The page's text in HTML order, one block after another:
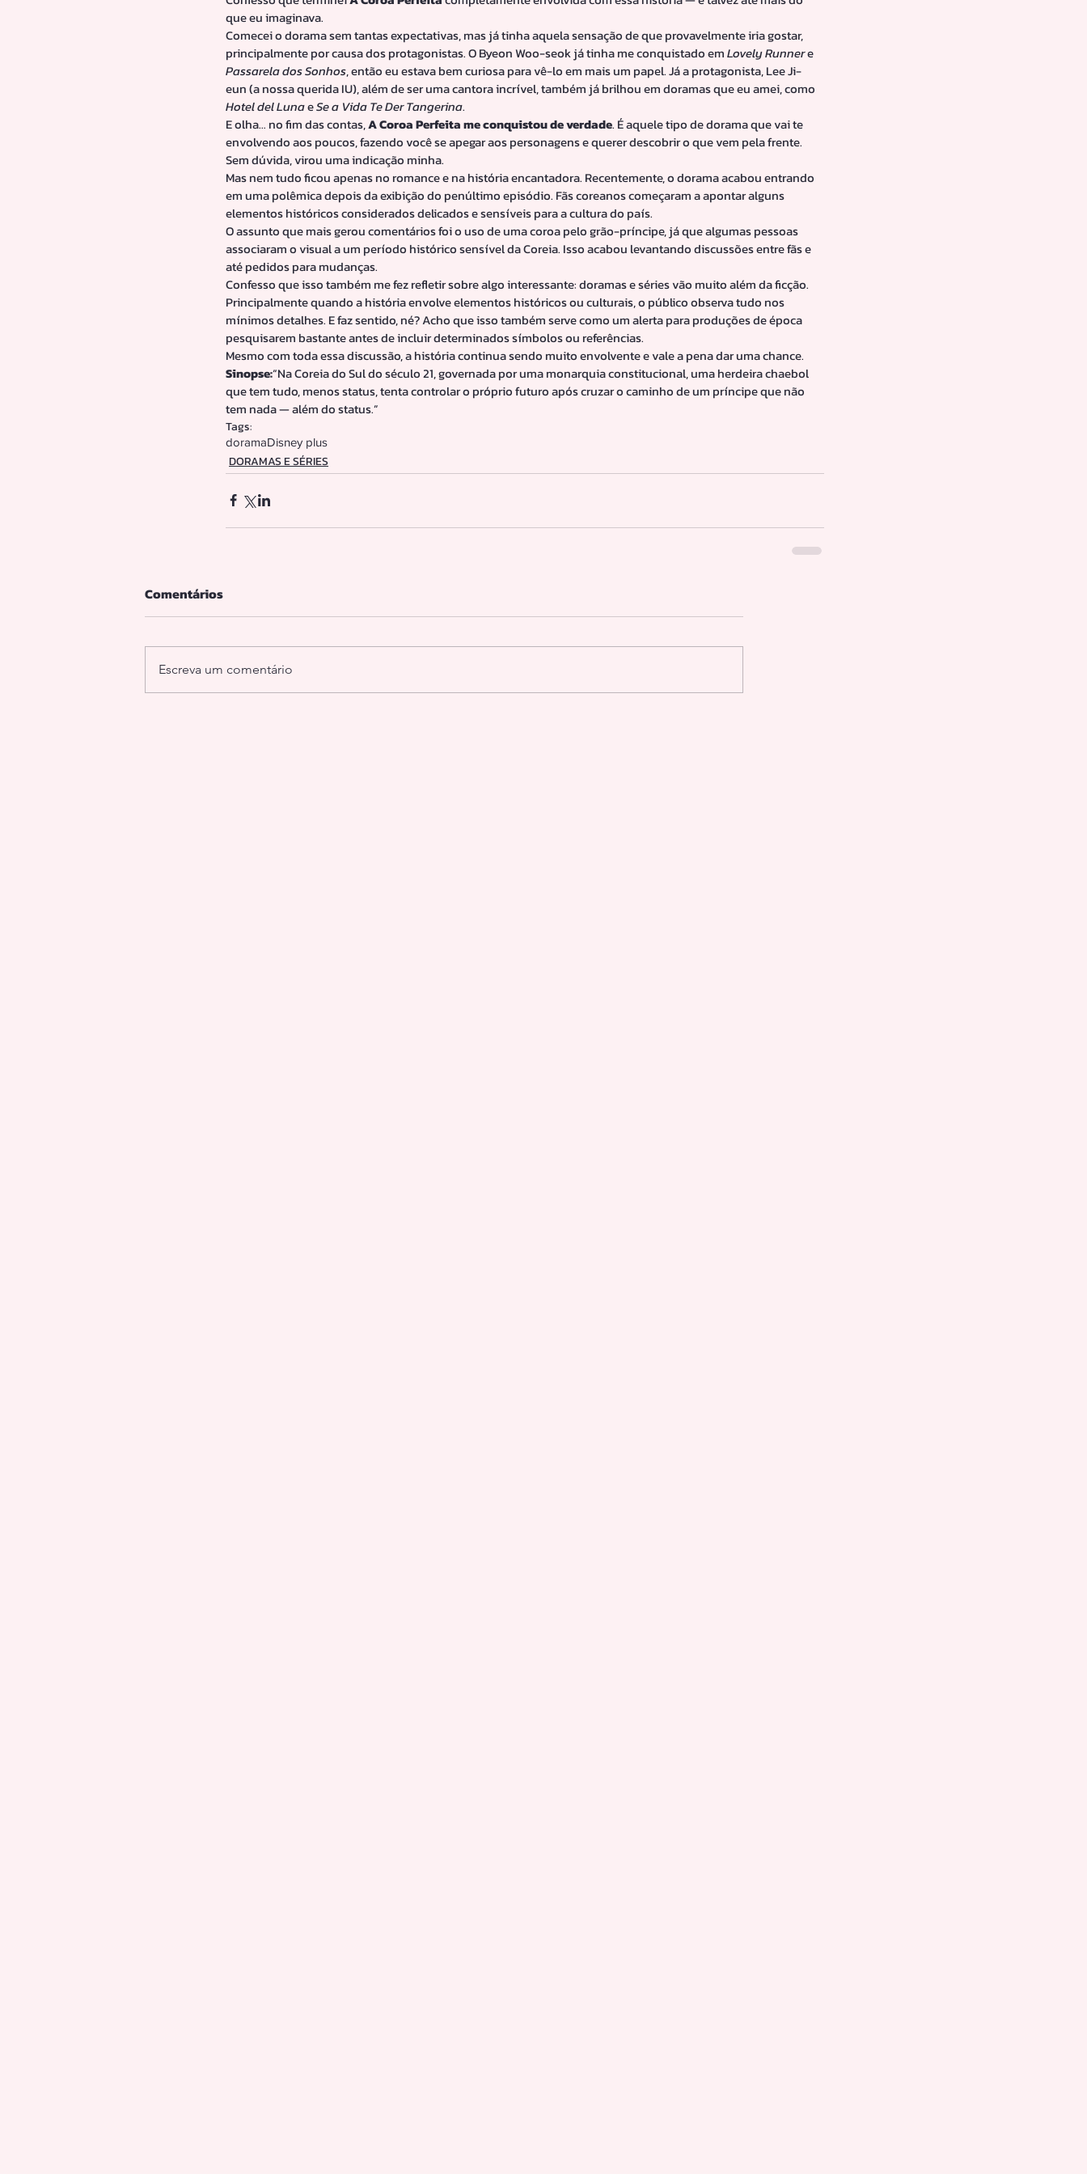
que eu imaginava.
Comecei o dorama sem tantas expectativas, mas já tinha aquela sensação de que provavelmente iria gostar,
principalmente por causa dos protagonistas. O Byeon Woo-seok já tinha me conquistado em Lovely Runner e
Passarela dos Sonhos, então eu estava bem curiosa para vê-lo em mais um papel. Já a protagonista, Lee Ji-
eun (a nossa querida IU), além de ser uma cantora incrível, também já brilhou em doramas que eu amei, como
Hotel del Luna e Se a Vida Te Der Tangerina.
E olha… no fim das contas, A Coroa Perfeita me conquistou de verdade. É aquele tipo de dorama que vai te
envolvendo aos poucos, fazendo você se apegar aos personagens e querer descobrir o que vem pela frente.
Sem dúvida, virou uma indicação minha.
Mas nem tudo ficou apenas no romance e na história encantadora. Recentemente, o dorama acabou entrando
em uma polêmica depois da exibição do penúltimo episódio. Fãs coreanos começaram a apontar alguns
elementos históricos considerados delicados e sensíveis para a cultura do país.
O assunto que mais gerou comentários foi o uso de uma coroa pelo grão-príncipe, já que algumas pessoas
associaram o visual a um período histórico sensível da Coreia. Isso acabou levantando discussões entre fãs e
até pedidos para mudanças.
Confesso que isso também me fez refletir sobre algo interessante: doramas e séries vão muito além da ficção.
Principalmente quando a história envolve elementos históricos ou culturais, o público observa tudo nos
mínimos detalhes. E faz sentido, né? Acho que isso também serve como um alerta para produções de época
pesquisarem bastante antes de incluir determinados símbolos ou referências.
Mesmo com toda essa discussão, a história continua sendo muito envolvente e vale a pena dar uma chance.
Sinopse:“Na Coreia do Sul do século 21, governada por uma monarquia constitucional, uma herdeira chaebol
que tem tudo, menos status, tenta controlar o próprio futuro após cruzar o caminho de um príncipe que não
tem nada — além do status.”
Tags:
doramaDisney plus
DORAMAS E SÉRIES
Comentários
Escreva um comentário